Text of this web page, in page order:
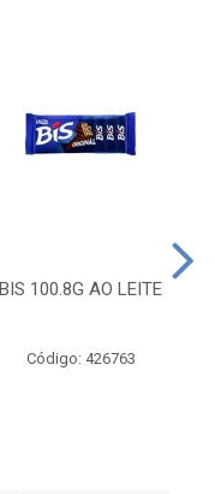
BIS 100.8G AO LEITE
Código: 426763